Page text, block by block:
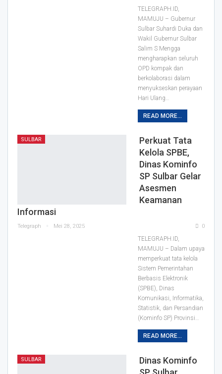
TELEGRAPH.ID,
MAMUJU – Gubernur
Sulbar Suhardi Duka dan
Wakil Gubernur Sulbar
Salim S Mengga
mengharapkan seluruh
OPD kompak dan
berkolaborasi dalam
menyukseskan perayaan
Hari Ulang…
READ MORE...
SULBAR
Perkuat Tata
Kelola SPBE,
Dinas Kominfo
SP Sulbar Gelar
Asesmen
Keamanan
Informasi
Telegraph Mei 28, 2025 0
TELEGRAPH.ID,
MAMUJU – Dalam upaya
memperkuat tata kelola
Sistem Pemerintahan
Berbasis Elektronik
(SPBE), Dinas
Komunikasi, Informatika,
Statistik, dan Persandian
(Kominfo SP) Provinsi…
READ MORE...
SULBAR
Dinas Kominfo